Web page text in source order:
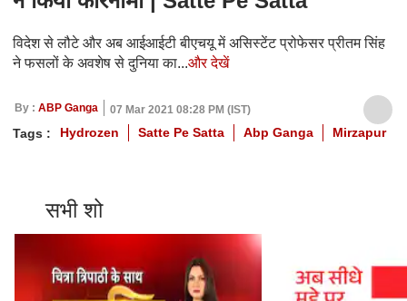
विदेश से लौटे और अब आईआईटी बीएचयू में असिस्टेंट प्रोफेसर प्रीतम सिंह
ने फसलों के अवशेष से दुनिया का...और देखें
By : ABP Ganga 07 Mar 2021 08:28 PM (IST)
Tags : Hydrozen Satte Pe Satta Abp Ganga Mirzapur
सभी शो